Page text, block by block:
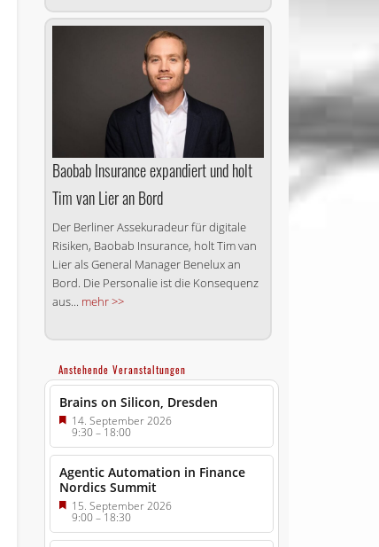
Baobab Insurance expandiert und holt
Tim van Lier an Bord
Der Berliner Assekuradeur für digitale
Risiken, Baobab Insurance, holt Tim van
Lier als General Manager Benelux an
Bord. Die Personalie ist die Konsequenz
aus... mehr >>
Anstehende Veranstaltungen
Brains on Silicon, Dresden
14. September 2026
9:30–18:00
Agentic Automation in Finance
Nordics Summit
15. September 2026
9:00–18:30